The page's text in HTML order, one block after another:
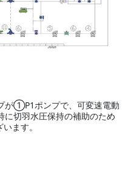
が①P1ポンプで、可変速電動
に切羽水圧保持の補助のため
ます。